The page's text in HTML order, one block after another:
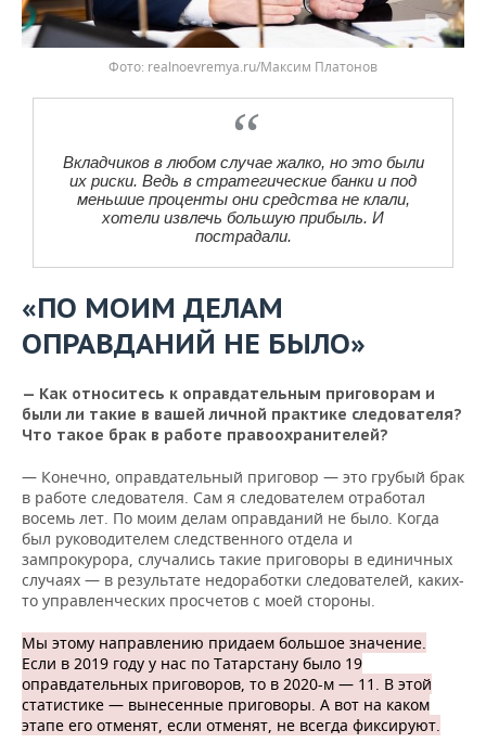
realnoevremya.ru/Максим Платонов
Вкладчиков в любом случае жалко, но это были
их риски. Ведь в стратегические банки и под
меньшие проценты они средства не клали,
хотели извлечь большую прибыль. И
пострадали.
«ПО МОИМ ДЕЛАМ
ОПРАВДАНИЙ НЕ БЫЛО»
— Как относитесь к оправдательным приговорам и
были ли такие в вашей личной практике следователя?
Что такое брак в работе правоохранителей?
— Конечно, оправдательный приговор — это грубый брак
в работе следователя. Сам я следователем отработал
восемь лет. По моим делам оправданий не было. Когда
был руководителем следственного отдела и
зампрокурора, случались такие приговоры в единичных
случаях — в результате недоработки следователей, каких-
то управленческих просчетов с моей стороны.
Мы этому направлению придаем большое значение.
Если в 2019 году у нас по Татарстану было 19
оправдательных приговоров, то в 2020-м — 11. В этой
статистике — вынесенные приговоры. А вот на каком
этапе его отменят, если отменят, не всегда фиксируют.